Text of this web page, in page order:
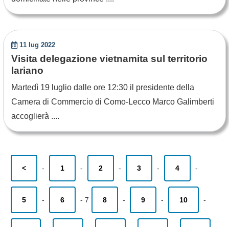
11 lug 2022
Visita delegazione vietnamita sul territorio
lariano
Martedì 19 luglio dalle ore 12:30 il presidente della
Camera di Commercio di Como-Lecco Marco Galimberti
accoglierà ....
< - 1 - 2 - 3 - 4 -
5 - 6 - 7 8 - 9 - 10 -